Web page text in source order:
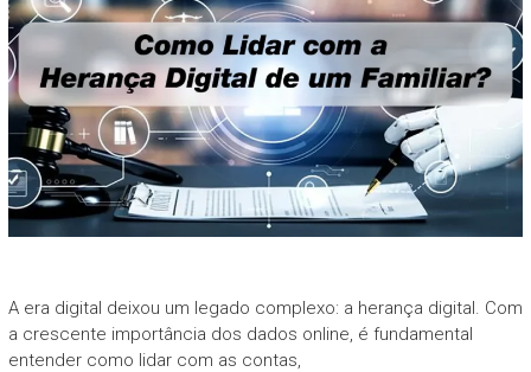
A era digital deixou um legado complexo: a herança digital. Com
a crescente importância dos dados online, é fundamental
entender como lidar com as contas,